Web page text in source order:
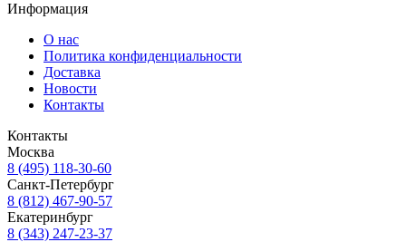
Информация
О нас
Политика конфиденциальности
Доставка
Новости
Контакты
Контакты
Москва
8 (495) 118-30-60
Санкт-Петербург
8 (812) 467-90-57
Екатеринбург
8 (343) 247-23-37